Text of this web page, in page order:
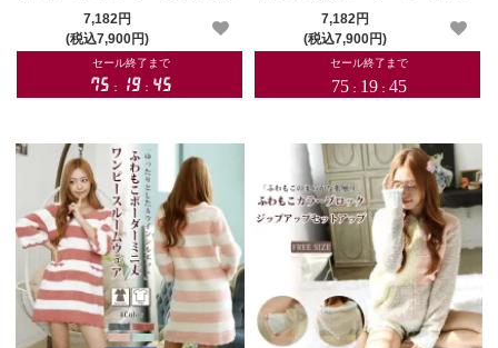
るルームワンピ(ROOMWEAR)【メー
カーお取り寄せ品】
7,182円
(税込7,900円)
ネックワンピースルームウェア(ROO
MWEAR)【メーカーお取り寄せ品】
7,182円
(税込7,900円)